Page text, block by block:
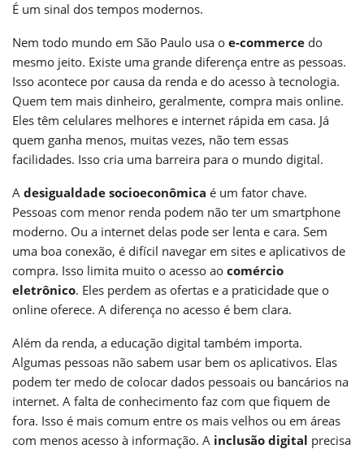
É um sinal dos tempos modernos.
Nem todo mundo em São Paulo usa o e-commerce do
mesmo jeito. Existe uma grande diferença entre as pessoas.
Isso acontece por causa da renda e do acesso à tecnologia.
Quem tem mais dinheiro, geralmente, compra mais online.
Eles têm celulares melhores e internet rápida em casa. Já
quem ganha menos, muitas vezes, não tem essas
facilidades. Isso cria uma barreira para o mundo digital.
A desigualdade socioeconômica é um fator chave.
Pessoas com menor renda podem não ter um smartphone
moderno. Ou a internet delas pode ser lenta e cara. Sem
uma boa conexão, é difícil navegar em sites e aplicativos de
compra. Isso limita muito o acesso ao comércio
eletrônico. Eles perdem as ofertas e a praticidade que o
online oferece. A diferença no acesso é bem clara.
Além da renda, a educação digital também importa.
Algumas pessoas não sabem usar bem os aplicativos. Elas
podem ter medo de colocar dados pessoais ou bancários na
internet. A falta de conhecimento faz com que fiquem de
fora. Isso é mais comum entre os mais velhos ou em áreas
com menos acesso à informação. A inclusão digital precisa